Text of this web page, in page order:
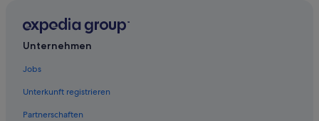
Hostels in Los Angeles
Los Angeles Hotels
Unternehmen
Jobs
Unterkunft registrieren
Partnerschaften